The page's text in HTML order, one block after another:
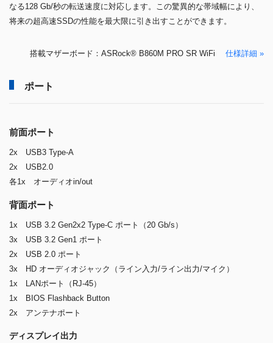
なる128 Gb/秒の転送速度に対応します。この驚異的な帯域幅により、
将来の超高速SSDの性能を最大限に引き出すことができます。
搭載マザーボード：ASRock® B860M PRO SR WiFi 仕様詳細 »
ポート
前面ポート
2x USB3 Type-A
2x USB2.0
各1x オーディオin/out
背面ポート
1x USB 3.2 Gen2x2 Type-C ポート（20 Gb/s）
3x USB 3.2 Gen1 ポート
2x USB 2.0 ポート
3x HD オーディオジャック（ライン入力/ライン出力/マイク）
1x LANポート（RJ-45）
1x BIOS Flashback Button
2x アンテナポート
ディスプレイ出力